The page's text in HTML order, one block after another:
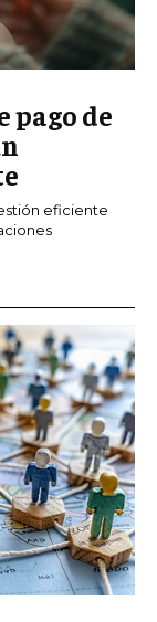
pago de
eficiente